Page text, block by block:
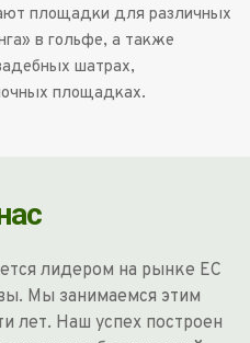
площадки для различных
в гольфе, а также
шатрах,
площадках.
лидером на рынке ЕС
Мы занимаемся этим
лет. Наш успех построен